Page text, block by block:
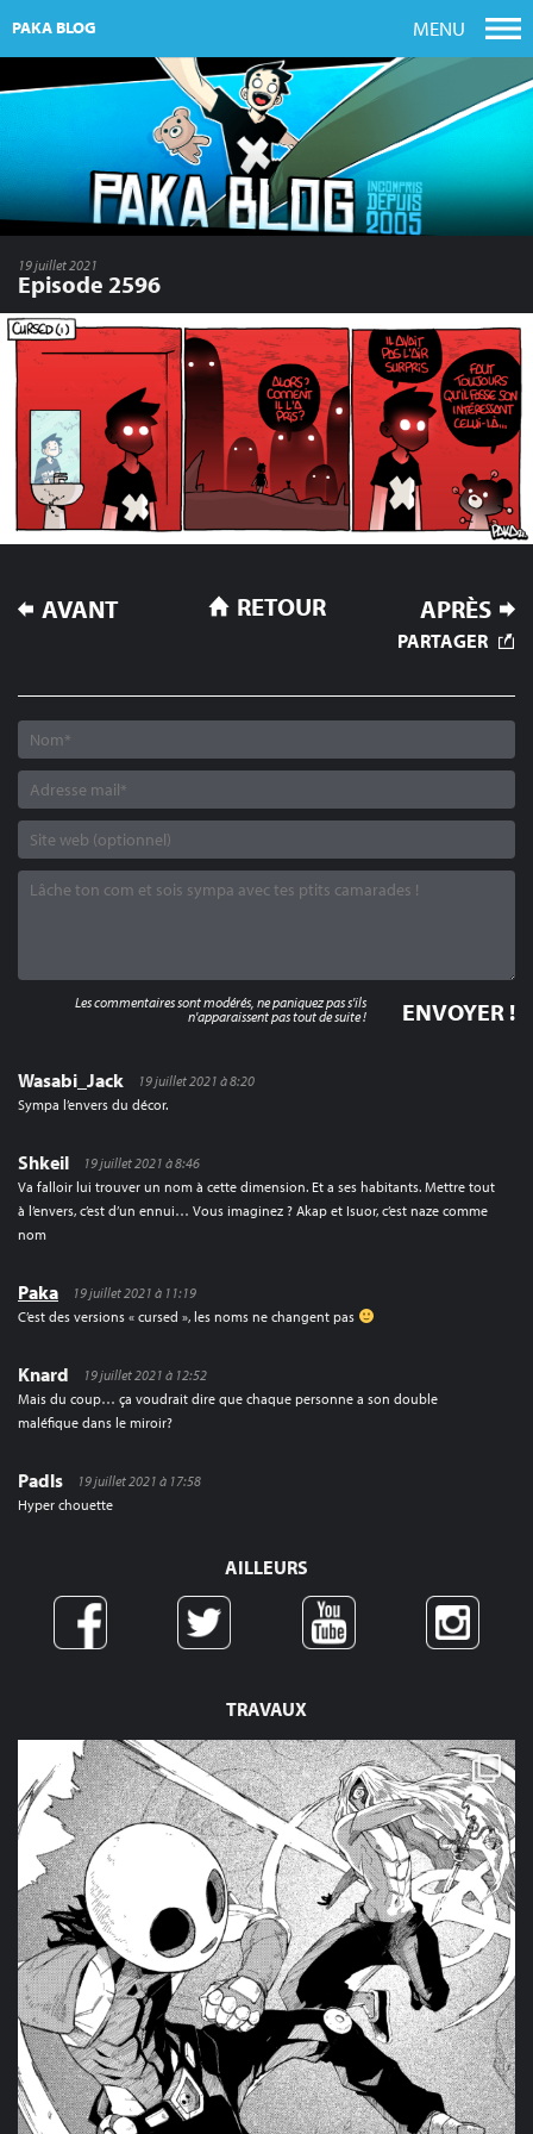
PAKA BLOG MENU
TRAVAUX
19 juillet 2021
Episode 2596
NAVIGATION
DE
AVANT APRÈS
RETOUR
PARTAGER
Wasabi_Jack
19 juillet 2021 à 8:20
Sympa l’envers du décor.
Shkeil
19 juillet 2021 à 8:46
Va falloir lui trouver un nom à cette dimension. Et a ses habitants. Mettre tout
à l’envers, c’est d’un ennui… Vous imaginez ? Akap et Isuor, c’est naze comme
nom
Paka
19 juillet 2021 à 11:19
C’est des versions « cursed », les noms ne changent pas
Knard
19 juillet 2021 à 12:52
Mais du coup… ça voudrait dire que chaque personne a son double
maléfique dans le miroir?
Padls
19 juillet 2021 à 17:58
Hyper chouette
Les commentaires sont modérés, ne paniquez pas s'ils
n'apparaissent pas tout de suite !
AILLEURS